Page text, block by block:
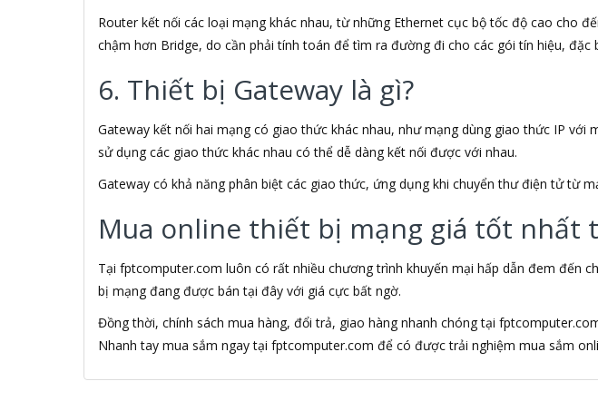
AIPTEK
AIV
AKG
AKRACING
Akus
Alantek
ALASKA
Alcatel
Alcatroz
Alexander Weise
ALGOZ
ALIENWARE
ALOBUY
Alphun
Router kết nối các loại mạng khác nhau, từ những Ethernet cục bộ tốc độ cao cho
chậm hơn Bridge, do cần phải tính toán để tìm ra đường đi cho các gói tín hiệu,
6. Thiết bị Gateway là gì?
Gateway kết nối hai mạng có giao thức khác nhau, như mạng dùng giao thức IP với
sử dụng các giao thức khác nhau có thể dễ dàng kết nối được với nhau.
Gateway có khả năng phân biệt các giao thức, ứng dụng khi chuyển thư điện tử từ
Mua online thiết bị mạng giá tốt nhất
Tại fptcomputer.com luôn có rất nhiều chương trình khuyến mại hấp dẫn đem đến
bị mạng đang được bán tại đây với giá cực bất ngờ.
Đồng thời, chính sách mua hàng, đổi trả, giao hàng nhanh chóng tại
Nhanh tay mua sắm ngay tại fptcomputer.com để có được trải nghiệm mua sắm